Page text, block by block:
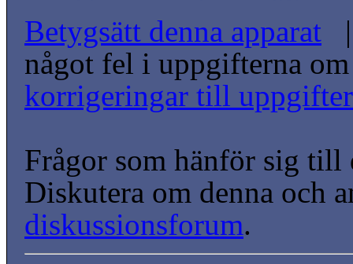
Betygsätt denna apparat |
något fel i uppgifterna
korrigeringar till
Frågor som hänför sig till
Diskutera om denna och
diskussionsforum.